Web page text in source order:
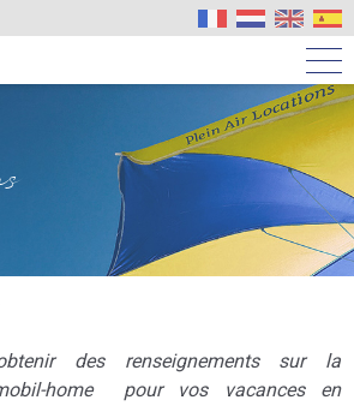
des renseignements sur la
home pour vos vacances en